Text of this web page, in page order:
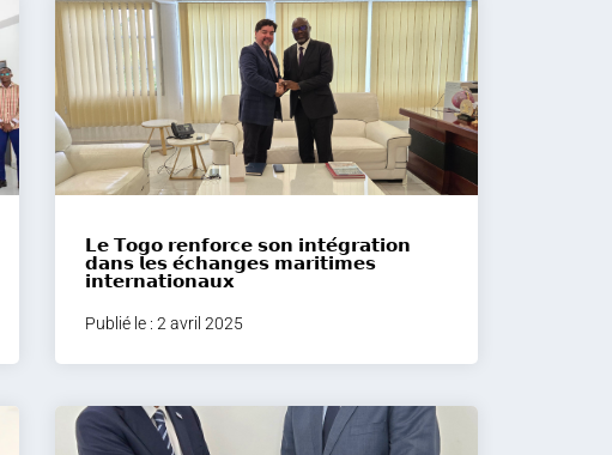
𝗟𝗲 𝗧𝗼𝗴𝗼 𝗿𝗲𝗻𝗳𝗼𝗿𝗰𝗲 𝘀𝗼𝗻 𝗶𝗻𝘁𝗲́𝗴𝗿𝗮𝘁𝗶𝗼𝗻
𝗱𝗮𝗻𝘀 𝗹𝗲𝘀 𝗲́𝗰𝗵𝗮𝗻𝗴𝗲𝘀 𝗺𝗮𝗿𝗶𝘁𝗶𝗺𝗲𝘀
𝗶𝗻𝘁𝗲𝗿𝗻𝗮𝘁𝗶𝗼𝗻𝗮𝘂𝘅
Publié le : 2 avril 2025